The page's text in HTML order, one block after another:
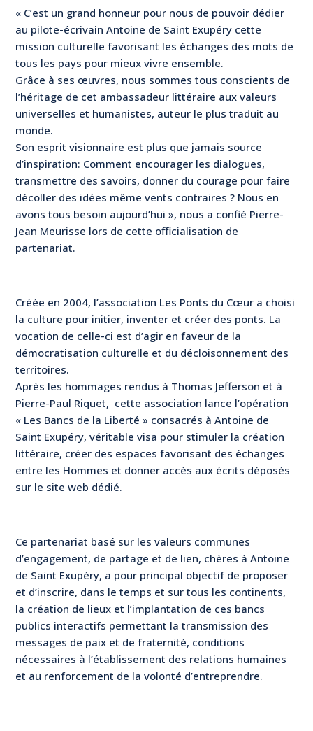
« C’est un grand honneur pour nous de pouvoir dédier
au pilote-écrivain Antoine de Saint Exupéry cette
mission culturelle favorisant les échanges des mots de
tous les pays pour mieux vivre ensemble.
Grâce à ses œuvres, nous sommes tous conscients de
l’héritage de cet ambassadeur littéraire aux valeurs
universelles et humanistes, auteur le plus traduit au
monde.
Son esprit visionnaire est plus que jamais source
d’inspiration: Comment encourager les dialogues,
transmettre des savoirs, donner du courage pour faire
décoller des idées même vents contraires ? Nous en
avons tous besoin aujourd’hui », nous a confié Pierre-
Jean Meurisse lors de cette officialisation de
partenariat.
Créée en 2004, l’association Les Ponts du Cœur a choisi
la culture pour initier, inventer et créer des ponts. La
vocation de celle-ci est d’agir en faveur de la
démocratisation culturelle et du décloisonnement des
territoires.
Après les hommages rendus à Thomas Jefferson et à
Pierre-Paul Riquet, cette association lance l’opération
« Les Bancs de la Liberté » consacrés à Antoine de
Saint Exupéry, véritable visa pour stimuler la création
littéraire, créer des espaces favorisant des échanges
entre les Hommes et donner accès aux écrits déposés
sur le site web dédié.
Ce partenariat basé sur les valeurs communes
d’engagement, de partage et de lien, chères à Antoine
de Saint Exupéry, a pour principal objectif de proposer
et d’inscrire, dans le temps et sur tous les continents,
la création de lieux et l’implantation de ces bancs
publics interactifs permettant la transmission des
messages de paix et de fraternité, conditions
nécessaires à l’établissement des relations humaines
et au renforcement de la volonté d’entreprendre.